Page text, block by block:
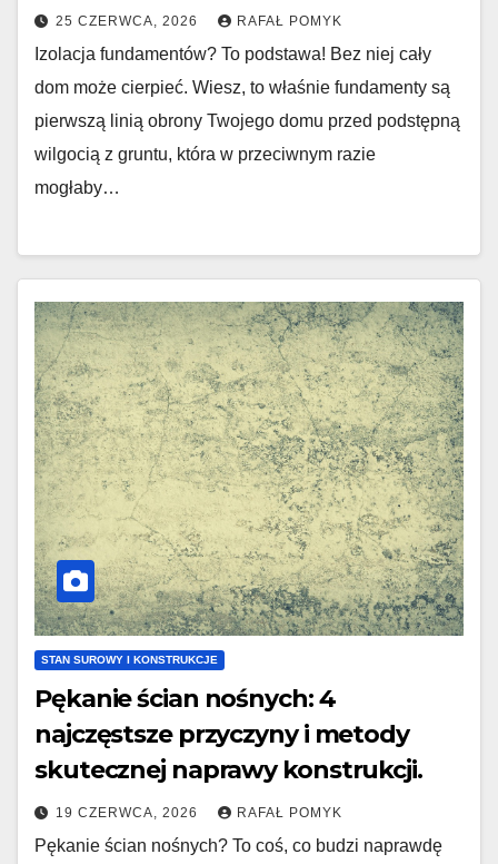
25 CZERWCA, 2026 RAFAŁ POMYK
Izolacja fundamentów? To podstawa! Bez niej cały
dom może cierpieć. Wiesz, to właśnie fundamenty są
pierwszą linią obrony Twojego domu przed podstępną
wilgocią z gruntu, która w przeciwnym razie
mogłaby…
STAN SUROWY I KONSTRUKCJE
Pękanie ścian nośnych: 4
najczęstsze przyczyny i metody
skutecznej naprawy konstrukcji.
19 CZERWCA, 2026 RAFAŁ POMYK
Pękanie ścian nośnych? To coś, co budzi naprawdę